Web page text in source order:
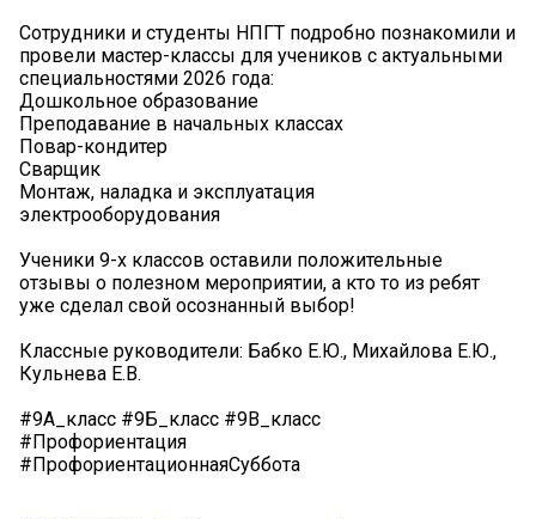
Сотрудники и студенты НПГТ подробно познакомили и
провели мастер-классы для учеников с актуальными
специальностями 2026 года:
Дошкольное образование
Преподавание в начальных классах
Повар-кондитер
Сварщик
Монтаж, наладка и эксплуатация
электрооборудования
Ученики 9-х классов оставили положительные
отзывы о полезном мероприятии, а кто то из ребят
уже сделал свой осознанный выбор!
Классные руководители: Бабко Е.Ю., Михайлова Е.Ю.,
Кульнева Е.В.
#9А_класс #9Б_класс #9В_класс
#Профориентация
#ПрофориентационнаяСуббота